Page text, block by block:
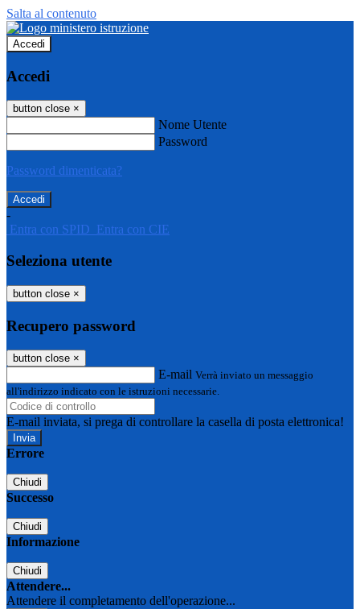
Salta al contenuto
Accedi
Accedi
button close ×
Nome Utente
Password
Password dimenticata?
-
Entra con SPID Entra con CIE
Seleziona utente
button close ×
Recupero password
button close ×
E-mail Verrà inviato un messaggio
all'indirizzo indicato con le istruzioni necessarie.
E-mail inviata, si prega di controllare la casella di posta elettronica!
Errore
Chiudi
Successo
Chiudi
Informazione
Chiudi
Attendere...
Attendere il completamento dell'operazione...